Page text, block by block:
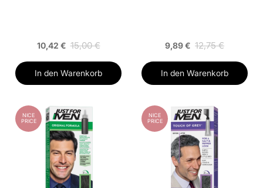
10,42 € 15,00 €
In den Warenkorb
9,89 € 12,75 €
In den Warenkorb
NICE
PRICE
NICE
PRICE